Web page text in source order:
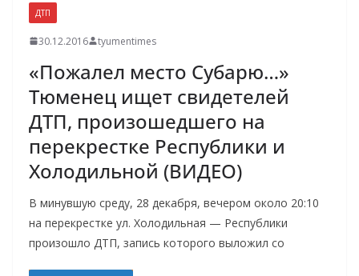
ДТП
30.12.2016 tyumentimes
«Пожалел место Субарю…»
Тюменец ищет свидетелей
ДТП, произошедшего на
перекрестке Республики и
Холодильной (ВИДЕО)
В минувшую среду, 28 декабря, вечером около 20:10
на перекрестке ул. Холодильная — Республики
произошло ДТП, запись которого выложил со